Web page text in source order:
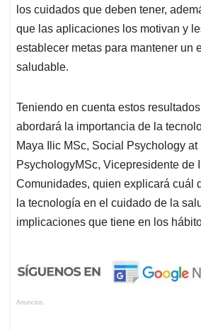
los cuidados que deben tener,
que las aplicaciones los motivan y
establecer metas para mantener un
saludable.
Teniendo en cuenta estos
abordará la importancia de la
Maya Ilic MSc, Social Psychology at
PsychologyMSc, Vicepresidente de
Comunidades, quien explicará cuál
la tecnología en el cuidado de la
implicaciones que tiene en los
Anuncios.